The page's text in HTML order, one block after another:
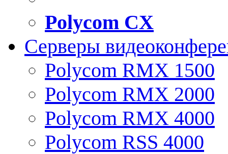
Polycom CX
Серверы
Polycom RMX 1500
Polycom RMX 2000
Polycom RMX 4000
Polycom RSS 4000